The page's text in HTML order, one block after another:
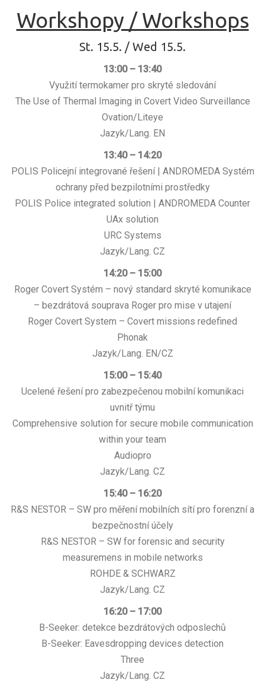
Workshopy / Workshops
St. 15.5. / Wed 15.5.
13:00 – 13:40
Využití termokamer pro skryté sledování
The Use of Thermal Imaging in Covert Video Surveillance
Ovation/Liteye
Jazyk/Lang. EN
13:40 – 14:20
POLIS Policejní integrované řešení | ANDROMEDA Systém
ochrany před bezpilotními prostředky
POLIS Police integrated solution | ANDROMEDA Counter
UAx solution
URC Systems
Jazyk/Lang. CZ
14:20 – 15:00
Roger Covert Systém – nový standard skryté komunikace
– bezdrátová souprava Roger pro mise v utajení
Roger Covert System – Covert missions redefined
Phonak
Jazyk/Lang. EN/CZ
15:00 – 15:40
Ucelené řešení pro zabezpečenou mobilní komunikaci
uvnitř týmu
Comprehensive solution for secure mobile communication
within your team
Audiopro
Jazyk/Lang. CZ
15:40 – 16:20
R&S NESTOR – SW pro měření mobilních sítí pro forenzní a
bezpečnostní účely
R&S NESTOR – SW for forensic and security
measuremens in mobile networks
ROHDE & SCHWARZ
Jazyk/Lang. CZ
16:20 – 17:00
B-Seeker: detekce bezdrátových odposlechů
B-Seeker: Eavesdropping devices detection
Three
Jazyk/Lang. CZ